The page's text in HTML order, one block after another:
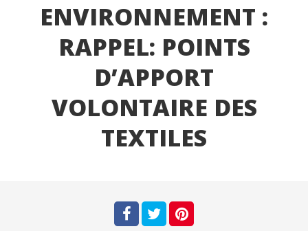
ENVIRONNEMENT :
RAPPEL: POINTS
D’APPORT
VOLONTAIRE DES
TEXTILES